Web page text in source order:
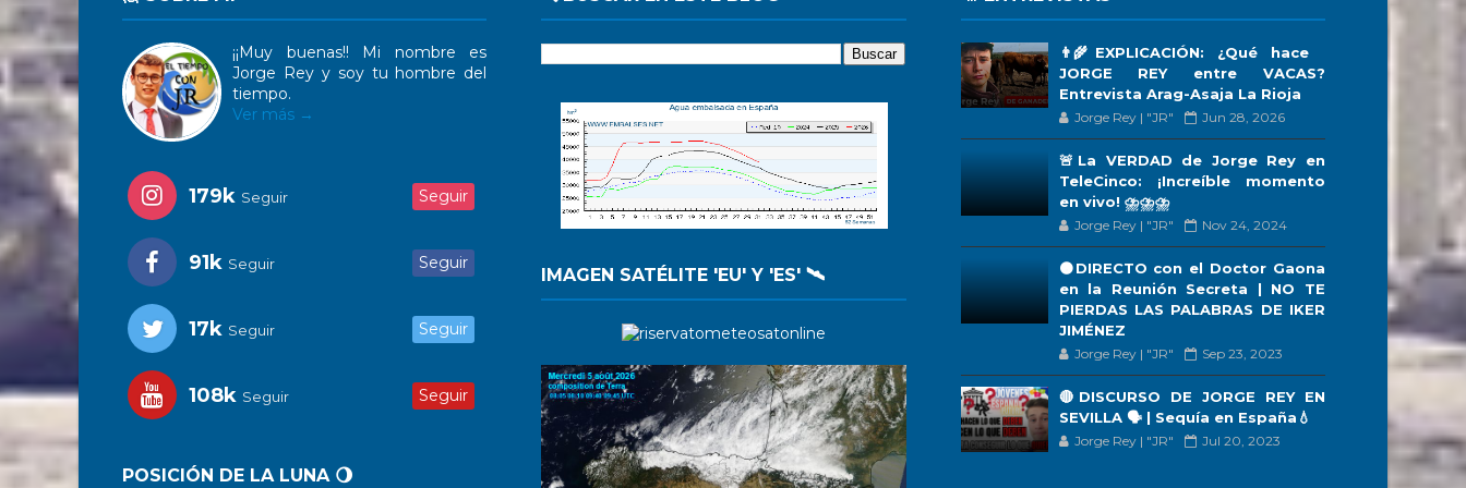
¡¡Muy buenas!! Mi nombre es
Jorge Rey y soy tu hombre del
tiempo.
Ver más →
179k Seguir Seguir
91k Seguir Seguir
17k Seguir Seguir
108k Seguir Seguir
POSICIÓN DE LA LUNA 🌖
IMAGEN SATÉLITE 'EU' Y 'ES' 🛰️
👨‍🌾EXPLICACIÓN: ¿Qué hace
JORGE REY entre VACAS?
Entrevista Arag-Asaja La Rioja
Jorge Rey | "JR" Jun 28, 2026
🚨La VERDAD de Jorge Rey en
TeleCinco: ¡Increíble momento
en vivo! ⛈️⛈️⛈️
Jorge Rey | "JR" Nov 24, 2024
🟠DIRECTO con el Doctor Gaona
en la Reunión Secreta | NO TE
PIERDAS LAS PALABRAS DE IKER
JIMÉNEZ
Jorge Rey | "JR" Sep 23, 2023
🔴DISCURSO DE JORGE REY EN
SEVILLA 🗣 | Sequía en España💧
Jorge Rey | "JR" Jul 20, 2023